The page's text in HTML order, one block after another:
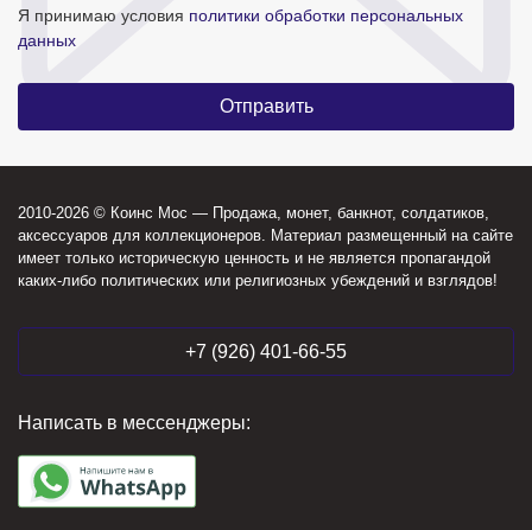
Я принимаю условия политики обработки персональных
данных
2010-2026 © Коинс Мос — Продажа, монет, банкнот, солдатиков,
аксессуаров для коллекционеров. Материал размещенный на сайте
имеет только историческую ценность и не является пропагандой
каких-либо политических или религиозных убеждений и взглядов!
+7 (926) 401-66-55
Написать в мессенджеры: